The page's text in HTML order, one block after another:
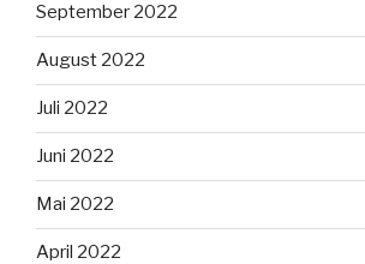
September 2022
August 2022
Juli 2022
Juni 2022
Mai 2022
April 2022